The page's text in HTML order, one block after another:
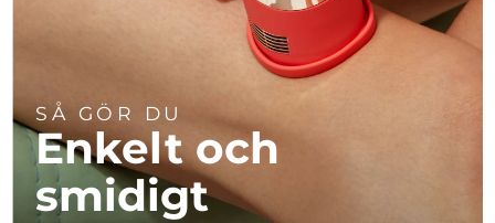
SÅ GÖR DU
Enkelt och
smidigt